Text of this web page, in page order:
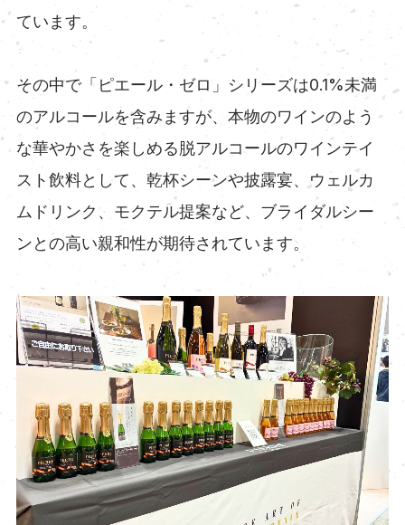
ています。
その中で「ピエール・ゼロ」シリーズは0.1%未満
のアルコールを含みますが、本物のワインのよう
な華やかさを楽しめる脱アルコールのワインテイ
スト飲料として、乾杯シーンや披露宴、ウェルカ
ムドリンク、モクテル提案など、ブライダルシー
ンとの高い親和性が期待されています。